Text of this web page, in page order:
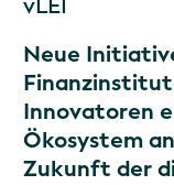
vLEI
Neue
Innovatoren
Ökosystem
Zukunft der